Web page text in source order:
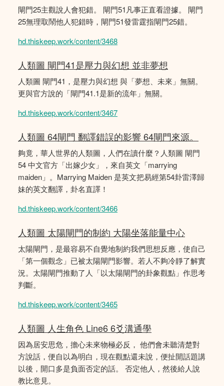
閘門25主觀說人會犯錯。 閘門51凡事正直看證據。 閘門
25無理取鬧他人犯錯時，閘門51發雷霆指閘門25錯。
hd.thiskeep.work/content/3468
人類圖 閘門41是壓力與幻想 並非夢想
人類圖 閘門41，是壓力與幻想 與「夢想、未來」無關。
更與官方說的「閘門41.1是新的流年」無關。
hd.thiskeep.work/content/3467
人類圖 64閘門 翻譯錯誤的影響 64閘門來源。
夠竟，華人世界的人類圖，人們在讀什麼？人類圖 閘門
54 中文官方「出嫁少女」，來自英文「marrying
maiden」。Marrying Maiden 是英文把易經第54卦雷澤歸
妹的英文翻譯，卦名直譯！
hd.thiskeep.work/content/3466
人類圖 太陽閘門的制約 大陽坐落能量中心
太陽閘門，是最容易不自覺地制約我們思想反應，使自己
「第一個觀念」已被太陽閘門影響。若人不夠冷靜了解實
況。太陽閘門推動了人「以太陽閘門的卦象觀點」作思考
判斷。
hd.thiskeep.work/content/3465
人類圖 人生角色 Line6 6爻溝通學
因為居安思危，擔心未來物極必反， 他們會未聽清楚對
方說話，便自以為明白，現在觀點還未說，便扯開話題講
以後，開口多是負面否定的話。 否定他人，然後給人說
教比意見。